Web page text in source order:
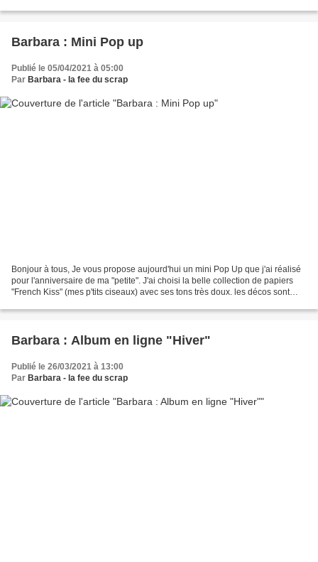
Barbara : Mini Pop up
Publié le 05/04/2021 à 05:00
Par Barbara - la fee du scrap
Bonjour à tous, Je vous propose aujourd'hui un mini Pop Up que j'ai réalisé
pour l'anniversaire de ma "petite". J'ai choisi la belle collection de papiers
"French Kiss" (mes p'tits ciseaux) avec ses tons très doux. les décos sont
Barbara : Album en ligne "Hiver"
Publié le 26/03/2021 à 13:00
Par Barbara - la fee du scrap